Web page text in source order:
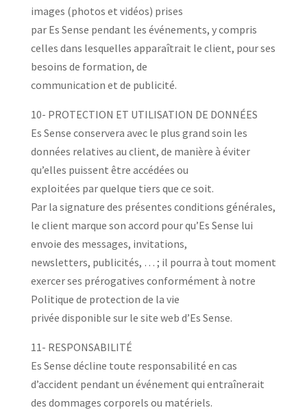
images (photos et vidéos) prises
par Es Sense pendant les événements, y compris
celles dans lesquelles apparaîtrait le client, pour ses
besoins de formation, de
communication et de publicité.
10- PROTECTION ET UTILISATION DE DONNÉES
Es Sense conservera avec le plus grand soin les
données relatives au client, de manière à éviter
qu’elles puissent être accédées ou
exploitées par quelque tiers que ce soit.
Par la signature des présentes conditions générales,
le client marque son accord pour qu’Es Sense lui
envoie des messages, invitations,
newsletters, publicités, … ; il pourra à tout moment
exercer ses prérogatives conformément à notre
Politique de protection de la vie
privée disponible sur le site web d’Es Sense.
11- RESPONSABILITÉ
Es Sense décline toute responsabilité en cas
d’accident pendant un événement qui entraînerait
des dommages corporels ou matériels.